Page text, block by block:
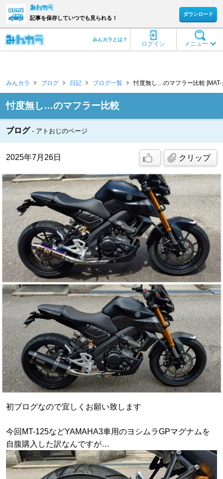
記事を保存していつでも見られる！
ダウンロード
メニュー
ログイン
みんカラとは？
みんカラ ブログ 日記 ブログ一覧 忖度無し…のマフラー比較 [MAT-
忖度無し…のマフラー比較
ブログ アトおじのページ
2025年7月26日 クリップ
初ブログなので宜しくお願い致します
今回MT-125などYAMAHA3車用のヨシムラGPマグナムを
自腹購入した訳なんですが…